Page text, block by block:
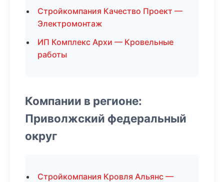
Стройкомпания Качество Проект —
Электромонтаж
ИП Комплекс Архи — Кровельные
работы
Компании в регионе:
Приволжский федеральный
округ
Стройкомпания Кровля Альянс —